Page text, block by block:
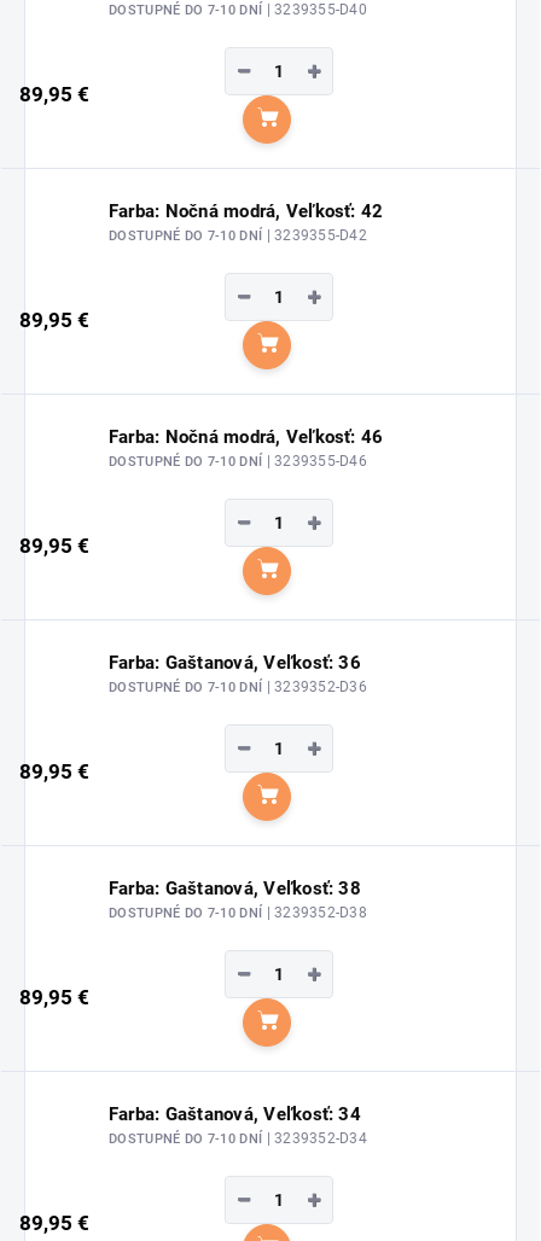
DOSTUPNÉ DO 7-10 DNÍ | 3239355-D40
89,95 €
+
−
Do košíka
Farba: Nočná modrá, Veľkosť: 42
DOSTUPNÉ DO 7-10 DNÍ | 3239355-D42
89,95 €
+
−
Do košíka
Farba: Nočná modrá, Veľkosť: 46
DOSTUPNÉ DO 7-10 DNÍ | 3239355-D46
89,95 €
+
−
Do košíka
Farba: Gaštanová, Veľkosť: 36
DOSTUPNÉ DO 7-10 DNÍ | 3239352-D36
89,95 €
+
−
Do košíka
Farba: Gaštanová, Veľkosť: 38
DOSTUPNÉ DO 7-10 DNÍ | 3239352-D38
89,95 €
+
−
Do košíka
Farba: Gaštanová, Veľkosť: 34
DOSTUPNÉ DO 7-10 DNÍ | 3239352-D34
89,95 €
+
−